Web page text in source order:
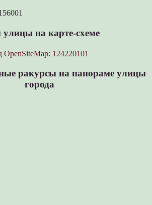
улицы на карте-схеме
OpenSiteMap: 124220101
ракурсы на панораме улицы
города